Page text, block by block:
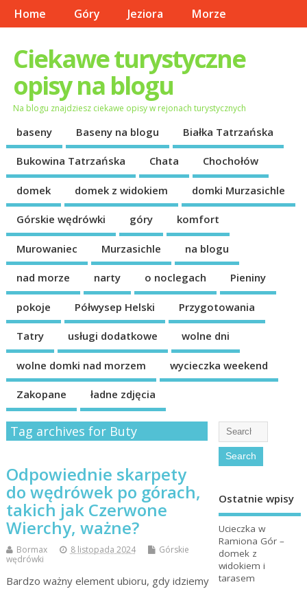
Home Góry Jeziora Morze
Ciekawe turystyczne
opisy na blogu
Na blogu znajdziesz ciekawe opisy w rejonach turystycznych
baseny Baseny na blogu Białka Tatrzańska
Bukowina Tatrzańska Chata Chochołów
domek domek z widokiem domki Murzasichle
Górskie wędrówki góry komfort
Murowaniec Murzasichle na blogu
nad morze narty o noclegach Pieniny
pokoje Półwysep Helski Przygotowania
Tatry usługi dodatkowe wolne dni
wolne domki nad morzem wycieczka weekend
Zakopane ładne zdjęcia
Tag archives for Buty
Odpowiednie skarpety
do wędrówek po górach,
takich jak Czerwone
Wierchy, ważne?
Bormax 8 listopada 2024
Górskie
wędrówki
Bardzo ważny element ubioru, gdy idziemy
Ostatnie wpisy
Ucieczka w
Ramiona Gór –
domek z
widokiem i
tarasem